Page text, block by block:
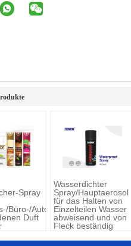
Spray
Büro-/Auto-
Duft
Wasserdichter
Spray/Hauptaerosol
für das Halten von
Einzelteilen Wasser
abweisend und von
Fleck beständig